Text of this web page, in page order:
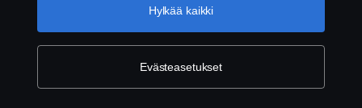
evästeistä löydät täältä: Lisätietoja yksityisyydestäsi
Evästeasetukset
Hylkää kaikki